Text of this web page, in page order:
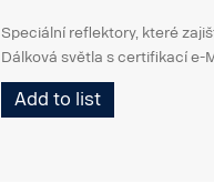
Speciální reflektory, které
Dálková světla s certifikací e-
Elegantní bílé nebo oranžové
Vysoká odolnost s krytím
Add to list